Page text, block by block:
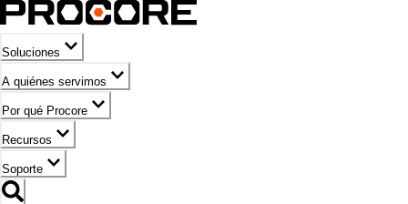
Soluciones
A quiénes servimos
Por qué Procore
Recursos
Soporte